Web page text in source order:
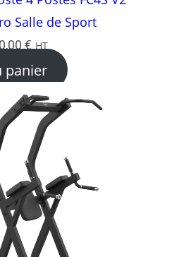
Salle de Sport
:
€.
€ Le
prix
est :
7
250,00 €.
HT
panier